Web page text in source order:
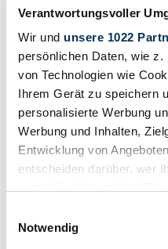
Verantwortungsvoller
Wir und unsere 1022
persönlichen Daten, wie
von Technologien wie
Ihrem Gerät zu speichern
personalisierte Werbung
Werbung und Inhalten,
Entwicklung von
entscheiden darüber, wer
Trigger Symbol ändern
Notwendig
Händler